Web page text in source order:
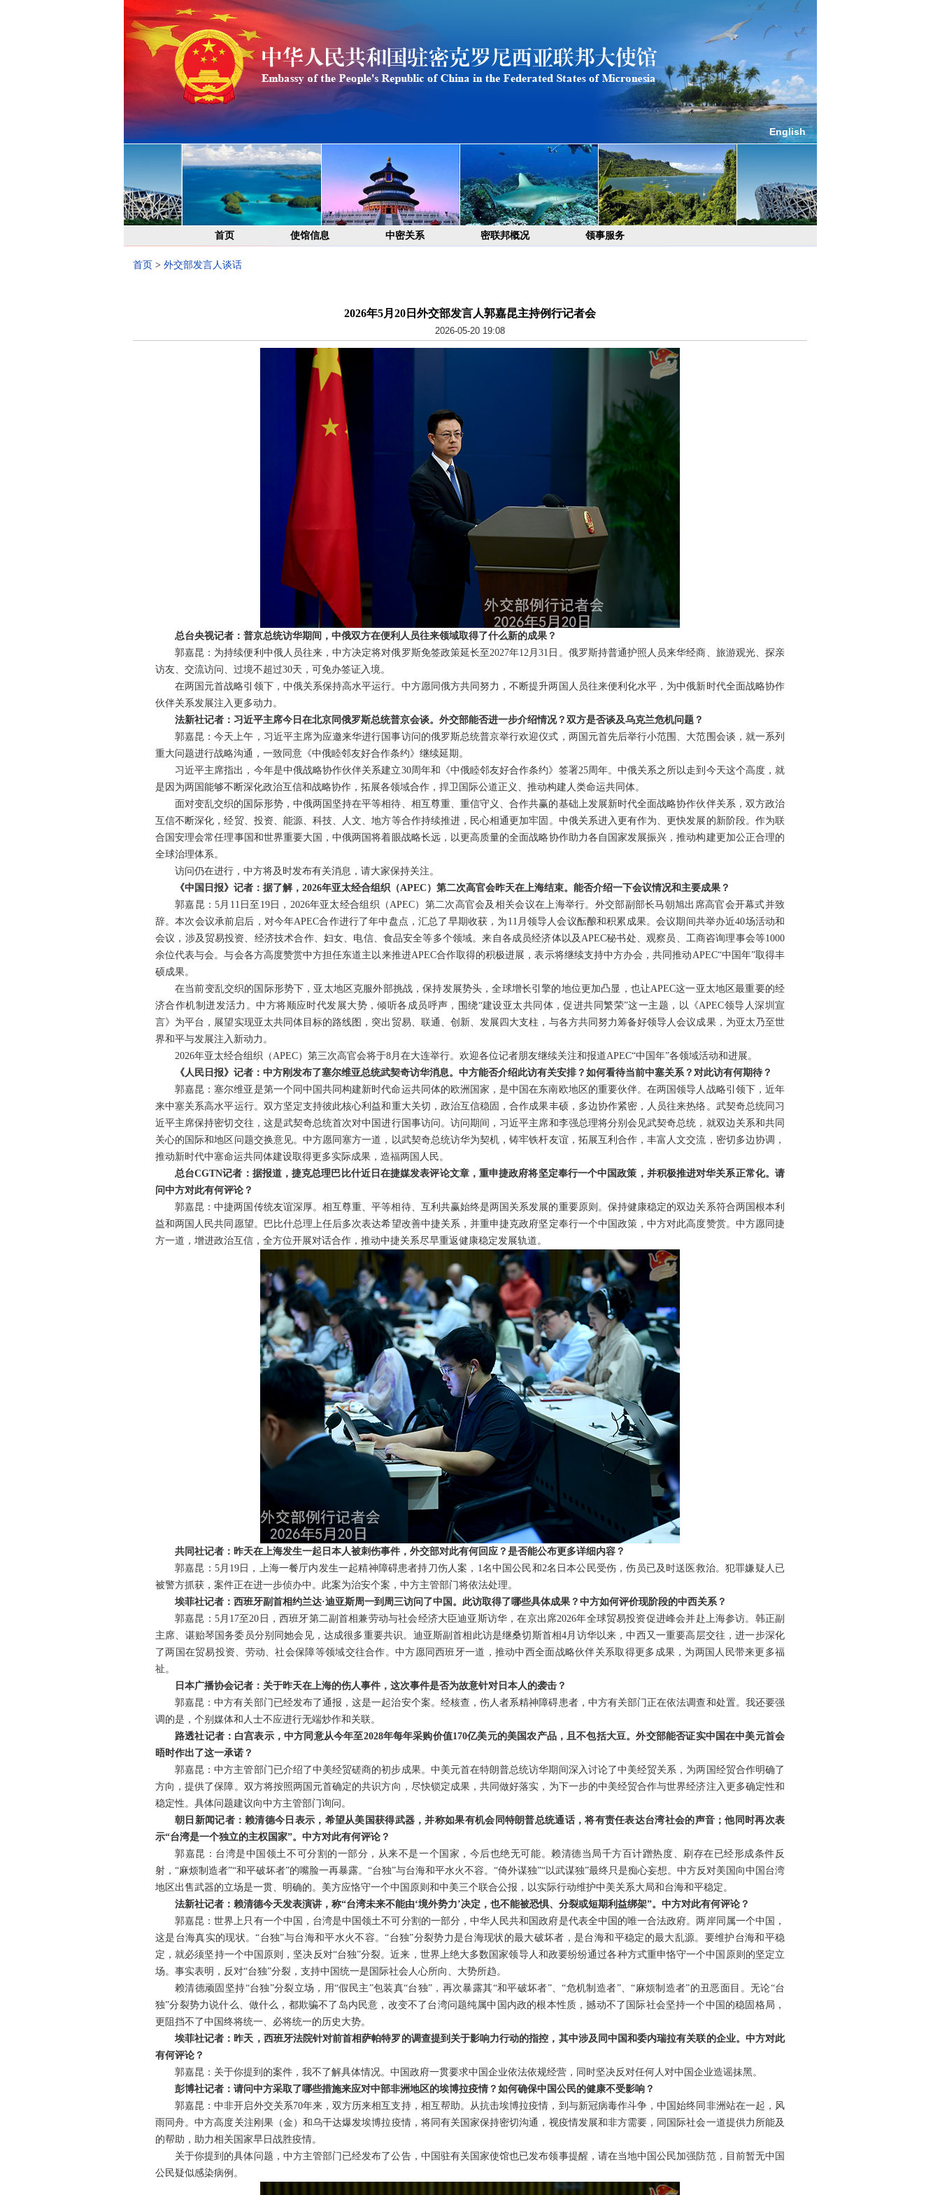
English
首页 使馆信息 中密关系 密联邦概况 领事服务
首页 > 外交部发言人谈话
2026年5月20日外交部发言人郭嘉昆主持例行记者会
2026-05-20 19:08
总台央视记者：普京总统访华期间，中俄双方在便利人员往来领域取得了什么新的成果？
郭嘉昆：为持续便利中俄人员往来，中方决定将对俄罗斯免签政策延长至2027年12月31日。俄罗斯持普通护照人员来华经商、旅游观光、探亲
访友、交流访问、过境不超过30天，可免办签证入境。
在两国元首战略引领下，中俄关系保持高水平运行。中方愿同俄方共同努力，不断提升两国人员往来便利化水平，为中俄新时代全面战略协作
伙伴关系发展注入更多动力。
法新社记者：习近平主席今日在北京同俄罗斯总统普京会谈。外交部能否进一步介绍情况？双方是否谈及乌克兰危机问题？
郭嘉昆：今天上午，习近平主席为应邀来华进行国事访问的俄罗斯总统普京举行欢迎仪式，两国元首先后举行小范围、大范围会谈，就一系列
重大问题进行战略沟通，一致同意《中俄睦邻友好合作条约》继续延期。
习近平主席指出，今年是中俄战略协作伙伴关系建立30周年和《中俄睦邻友好合作条约》签署25周年。中俄关系之所以走到今天这个高度，就
是因为两国能够不断深化政治互信和战略协作，拓展各领域合作，捍卫国际公道正义、推动构建人类命运共同体。
面对变乱交织的国际形势，中俄两国坚持在平等相待、相互尊重、重信守义、合作共赢的基础上发展新时代全面战略协作伙伴关系，双方政治
互信不断深化，经贸、投资、能源、科技、人文、地方等合作持续推进，民心相通更加牢固。中俄关系进入更有作为、更快发展的新阶段。作为联
合国安理会常任理事国和世界重要大国，中俄两国将着眼战略长远，以更高质量的全面战略协作助力各自国家发展振兴，推动构建更加公正合理的
全球治理体系。
访问仍在进行，中方将及时发布有关消息，请大家保持关注。
《中国日报》记者：据了解，2026年亚太经合组织（APEC）第二次高官会昨天在上海结束。能否介绍一下会议情况和主要成果？
郭嘉昆：5月11日至19日，2026年亚太经合组织（APEC）第二次高官会及相关会议在上海举行。外交部副部长马朝旭出席高官会开幕式并致
辞。本次会议承前启后，对今年APEC合作进行了年中盘点，汇总了早期收获，为11月领导人会议酝酿和积累成果。会议期间共举办近40场活动和
会议，涉及贸易投资、经济技术合作、妇女、电信、食品安全等多个领域。来自各成员经济体以及APEC秘书处、观察员、工商咨询理事会等1000
余位代表与会。与会各方高度赞赏中方担任东道主以来推进APEC合作取得的积极进展，表示将继续支持中方办会，共同推动APEC“中国年”取得丰
硕成果。
在当前变乱交织的国际形势下，亚太地区克服外部挑战，保持发展势头，全球增长引擎的地位更加凸显，也让APEC这一亚太地区最重要的经
济合作机制迸发活力。中方将顺应时代发展大势，倾听各成员呼声，围绕“建设亚太共同体，促进共同繁荣”这一主题，以《APEC领导人深圳宣
言》为平台，展望实现亚太共同体目标的路线图，突出贸易、联通、创新、发展四大支柱，与各方共同努力筹备好领导人会议成果，为亚太乃至世
界和平与发展注入新动力。
2026年亚太经合组织（APEC）第三次高官会将于8月在大连举行。欢迎各位记者朋友继续关注和报道APEC“中国年”各领域活动和进展。
《人民日报》记者：中方刚发布了塞尔维亚总统武契奇访华消息。中方能否介绍此访有关安排？如何看待当前中塞关系？对此访有何期待？
郭嘉昆：塞尔维亚是第一个同中国共同构建新时代命运共同体的欧洲国家，是中国在东南欧地区的重要伙伴。在两国领导人战略引领下，近年
来中塞关系高水平运行。双方坚定支持彼此核心利益和重大关切，政治互信稳固，合作成果丰硕，多边协作紧密，人员往来热络。武契奇总统同习
近平主席保持密切交往，这是武契奇总统首次对中国进行国事访问。访问期间，习近平主席和李强总理将分别会见武契奇总统，就双边关系和共同
关心的国际和地区问题交换意见。中方愿同塞方一道，以武契奇总统访华为契机，铸牢铁杆友谊，拓展互利合作，丰富人文交流，密切多边协调，
推动新时代中塞命运共同体建设取得更多实际成果，造福两国人民。
总台CGTN记者：据报道，捷克总理巴比什近日在捷媒发表评论文章，重申捷政府将坚定奉行一个中国政策，并积极推进对华关系正常化。请
问中方对此有何评论？
郭嘉昆：中捷两国传统友谊深厚。相互尊重、平等相待、互利共赢始终是两国关系发展的重要原则。保持健康稳定的双边关系符合两国根本利
益和两国人民共同愿望。巴比什总理上任后多次表达希望改善中捷关系，并重申捷克政府坚定奉行一个中国政策，中方对此高度赞赏。中方愿同捷
方一道，增进政治互信，全方位开展对话合作，推动中捷关系尽早重返健康稳定发展轨道。
共同社记者：昨天在上海发生一起日本人被刺伤事件，外交部对此有何回应？是否能公布更多详细内容？
郭嘉昆：5月19日，上海一餐厅内发生一起精神障碍患者持刀伤人案，1名中国公民和2名日本公民受伤，伤员已及时送医救治。犯罪嫌疑人已
被警方抓获，案件正在进一步侦办中。此案为治安个案，中方主管部门将依法处理。
埃菲社记者：西班牙副首相约兰达·迪亚斯周一到周三访问了中国。此访取得了哪些具体成果？中方如何评价现阶段的中西关系？
郭嘉昆：5月17至20日，西班牙第二副首相兼劳动与社会经济大臣迪亚斯访华，在京出席2026年全球贸易投资促进峰会并赴上海参访。韩正副
主席、谌贻琴国务委员分别同她会见，达成很多重要共识。迪亚斯副首相此访是继桑切斯首相4月访华以来，中西又一重要高层交往，进一步深化
了两国在贸易投资、劳动、社会保障等领域交往合作。中方愿同西班牙一道，推动中西全面战略伙伴关系取得更多成果，为两国人民带来更多福
祉。
日本广播协会记者：关于昨天在上海的伤人事件，这次事件是否为故意针对日本人的袭击？
郭嘉昆：中方有关部门已经发布了通报，这是一起治安个案。经核查，伤人者系精神障碍患者，中方有关部门正在依法调查和处置。我还要强
调的是，个别媒体和人士不应进行无端炒作和关联。
路透社记者：白宫表示，中方同意从今年至2028年每年采购价值170亿美元的美国农产品，且不包括大豆。外交部能否证实中国在中美元首会
晤时作出了这一承诺？
郭嘉昆：中方主管部门已介绍了中美经贸磋商的初步成果。中美元首在特朗普总统访华期间深入讨论了中美经贸关系，为两国经贸合作明确了
方向，提供了保障。双方将按照两国元首确定的共识方向，尽快锁定成果，共同做好落实，为下一步的中美经贸合作与世界经济注入更多确定性和
稳定性。具体问题建议向中方主管部门询问。
朝日新闻记者：赖清德今日表示，希望从美国获得武器，并称如果有机会同特朗普总统通话，将有责任表达台湾社会的声音；他同时再次表
示“台湾是一个独立的主权国家”。中方对此有何评论？
郭嘉昆：台湾是中国领土不可分割的一部分，从来不是一个国家，今后也绝无可能。赖清德当局千方百计蹭热度、刷存在已经形成条件反
射，“麻烦制造者”“和平破坏者”的嘴脸一再暴露。“台独”与台海和平水火不容。“倚外谋独”“以武谋独”最终只是痴心妄想。中方反对美国向中国台湾
地区出售武器的立场是一贯、明确的。美方应恪守一个中国原则和中美三个联合公报，以实际行动维护中美关系大局和台海和平稳定。
法新社记者：赖清德今天发表演讲，称“台湾未来不能由‘境外势力’决定，也不能被恐惧、分裂或短期利益绑架”。中方对此有何评论？
郭嘉昆：世界上只有一个中国，台湾是中国领土不可分割的一部分，中华人民共和国政府是代表全中国的唯一合法政府。两岸同属一个中国，
这是台海真实的现状。“台独”与台海和平水火不容。“台独”分裂势力是台海现状的最大破坏者，是台海和平稳定的最大乱源。要维护台海和平稳
定，就必须坚持一个中国原则，坚决反对“台独”分裂。近来，世界上绝大多数国家领导人和政要纷纷通过各种方式重申恪守一个中国原则的坚定立
场。事实表明，反对“台独”分裂，支持中国统一是国际社会人心所向、大势所趋。
赖清德顽固坚持“台独”分裂立场，用“假民主”包装真“台独”，再次暴露其“和平破坏者”、“危机制造者”、“麻烦制造者”的丑恶面目。无论“台
独”分裂势力说什么、做什么，都欺骗不了岛内民意，改变不了台湾问题纯属中国内政的根本性质，撼动不了国际社会坚持一个中国的稳固格局，
更阻挡不了中国终将统一、必将统一的历史大势。
埃菲社记者：昨天，西班牙法院针对前首相萨帕特罗的调查提到关于影响力行动的指控，其中涉及同中国和委内瑞拉有关联的企业。中方对此
有何评论？
郭嘉昆：关于你提到的案件，我不了解具体情况。中国政府一贯要求中国企业依法依规经营，同时坚决反对任何人对中国企业造谣抹黑。
彭博社记者：请问中方采取了哪些措施来应对中部非洲地区的埃博拉疫情？如何确保中国公民的健康不受影响？
郭嘉昆：中非开启外交关系70年来，双方历来相互支持，相互帮助。从抗击埃博拉疫情，到与新冠病毒作斗争，中国始终同非洲站在一起，风
雨同舟。中方高度关注刚果（金）和乌干达爆发埃博拉疫情，将同有关国家保持密切沟通，视疫情发展和非方需要，同国际社会一道提供力所能及
的帮助，助力相关国家早日战胜疫情。
关于你提到的具体问题，中方主管部门已经发布了公告，中国驻有关国家使馆也已发布领事提醒，请在当地中国公民加强防范，目前暂无中国
公民疑似感染病例。